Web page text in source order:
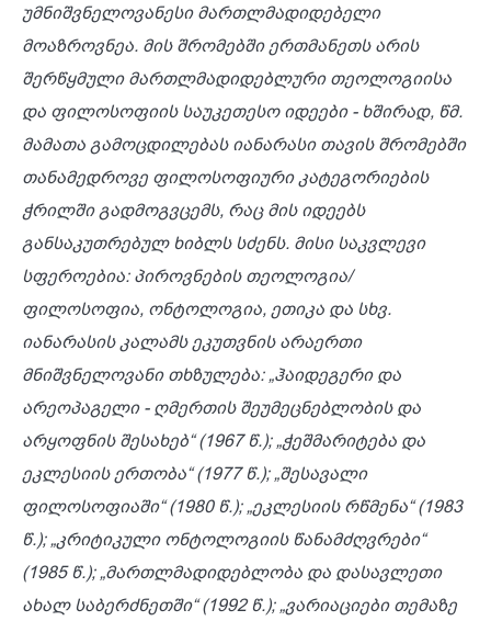
უმნიშვნელოვანესი მართლმადიდებელი
მოაზროვნეა. მის შრომებშიერთმანეთს არის
შერწყმული მართლმადიდებლური თეოლოგიისა
და ფილოსოფიის საუკეთესო იდეები- ხშირად, წმ.
მამათა გამოცდილებას იანარასი თავის შრომებში
თანამედროვე ფილოსოფიური კატეგორიების
ჭრილში გადმოგვცემს, რაც მის იდეებს
განსაკუთრებულ ხიბლსსძენს. მისი საკვლევი
სფეროებია: პიროვნების თეოლოგია/
ფილოსოფია, ონტოლოგია, ეთიკა და სხვ.
იანარასის კალამს ეკუთვნის არაერთი
მნიშვნელოვანი თხზულება: „ჰაიდეგერი და
არეოპაგელი- ღმერთის შეუმეცნებლობის და
არყოფნის შესახებ“ (1967წ.); „ჭეშმარიტება და
ეკლესიის ერთობა“ (1977წ.); „შესავალი
ფილოსოფიაში“ (1980 წ.); „ეკლესიის რწმენა“ (1983
წ.); „კრიტიკული ონტოლოგიის წანამძღვრები“
(1985წ.); „მართლმადიდებლობა და დასავლეთი
ახალ საბერძნეთში“ (1992წ.); „ვარიაციები თემაზე